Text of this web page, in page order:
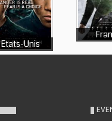
Etats-Unis